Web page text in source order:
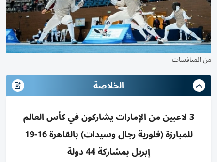
من المنافسات
الخلاصة
3 لاعبين من الإمارات يشاركون في كأس العالم
للمبارزة (فلورية رجال وسيدات) بالقاهرة 16-19
إبريل بمشاركة 44 دولة